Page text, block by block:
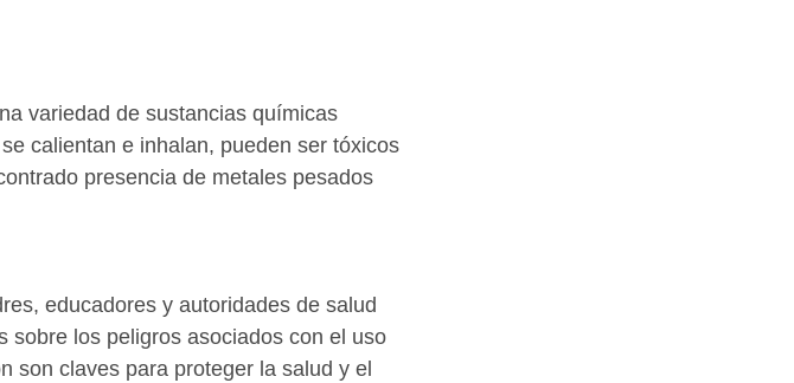
variedad de sustancias químicas
calientan e inhalan, pueden ser tóxicos
presencia de metales pesados
educadores y autoridades de salud
sobre los peligros asociados con el uso
son claves para proteger la salud y el